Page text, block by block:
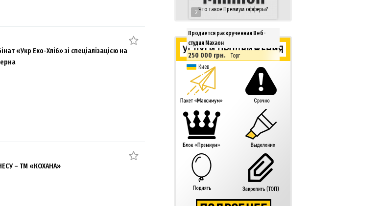
«Укр Еко-Хліб» зі спеціалізацією на
– ТМ «КОХАНА»
2
Продается раскрученная Веб-
студия Махаон
250 000 грн.
Торг
Киев
Что такое Премиум офферы?